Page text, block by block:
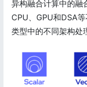
异构融合计算中的融
CPU、GPU和DSA
类型中的不同架构处